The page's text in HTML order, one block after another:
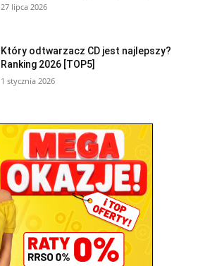
27 lipca 2026
Który odtwarzacz CD jest najlepszy?
Ranking 2026 [TOP5]
1 stycznia 2026